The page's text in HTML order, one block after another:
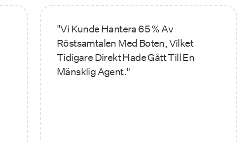
"Vi Kunde Hantera 65 % Av
Röstsamtalen Med Boten, Vilket
Tidigare Direkt Hade Gått Till En
Mänsklig Agent."